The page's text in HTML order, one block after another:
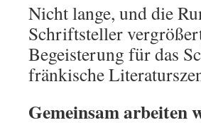
Nicht lange, und die
Schriftsteller
Begeisterung für das
fränkische
Gemeinsam arbeiten